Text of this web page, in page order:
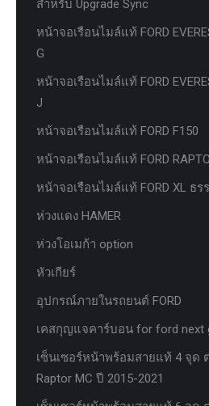
สำหรับ Upgrade Sync
หน้าจอเรือนไมล์แท้ FORD
G
หน้าจอเรือนไมล์แท้ FORD
J
หน้าจอเรือนไมล์แท้ FORD F150
หน้าจอเรือนไมล์แท้ FORD
หน้าจอเรือนไมล์แท้ FORD XL ธร
ห่วงแดง HAMER
ห่วงโอเมก้า option
หัวเกียร์
อุปกรณ์ภายในรถยนต์ FORD
เคสกุญแจคาร์บอน for ford next
เซ็นเซอร์หน้าพร้อมสายแท้ 4 จุด
Raptor MC ปี 2015-2021